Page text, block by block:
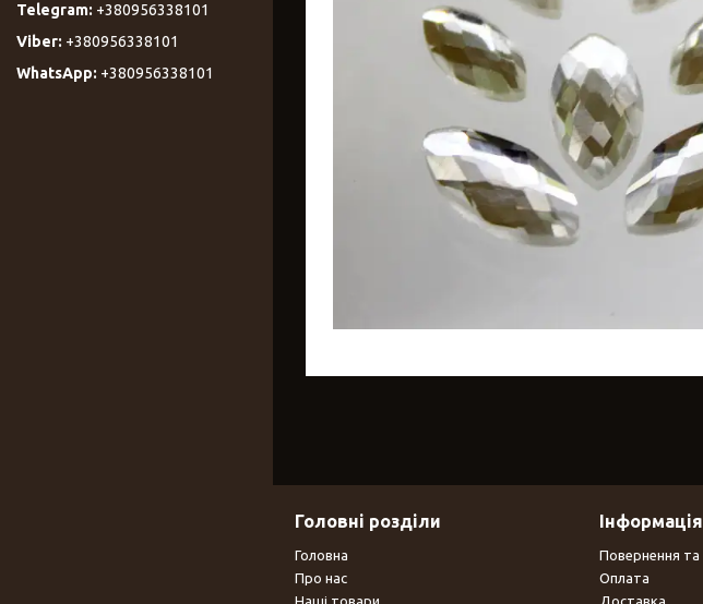
+380956338101
+380956338101
+380956338101
Головні розділи
Головна
Про нас
Наші товари
Повернення та
Оплата
Доставка